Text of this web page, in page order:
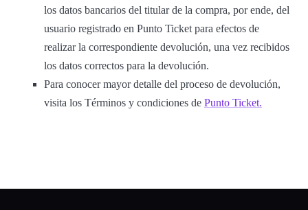
los datos bancarios del titular de la compra, por ende, del
usuario registrado en Punto Ticket para efectos de
realizar la correspondiente devolución, una vez recibidos
los datos correctos para la devolución.
Para conocer mayor detalle del proceso de devolución,
visita los Términos y condiciones de Punto Ticket.